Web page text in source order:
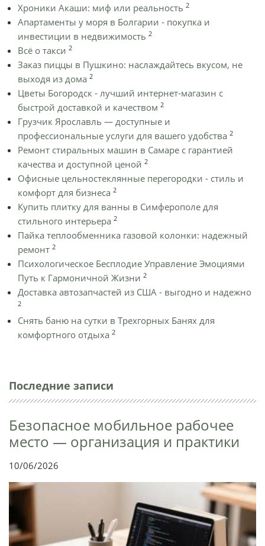
Хроники Акаши: миф или реальность 2
Апартаменты у моря в Болгарии - покупка и
инвестиции в недвижимость 2
Всё о такси 2
Заказ пиццы в Пушкино: наслаждайтесь вкусом, не
выходя из дома 2
Цветы Богородск - лучший интернет-магазин с
быстрой доставкой и качеством 2
Грузчик Ярославль — доступные и
профессиональные услуги для вашего удобства 2
Ремонт стиральных машин в Самаре с гарантией
качества и доступной ценой 2
Офисные цельностеклянные перегородки - стиль и
комфорт для бизнеса 2
Купить плитку для ванны в Симферополе для
стильного интерьера 2
Пайка теплообменника газовой колонки: надежный
ремонт 2
Психологическое Бесплодие Управление Эмоциями
Путь к Гармоничной Жизни 2
Доставка автозапчастей из США - выгодно и надежно
2
Снять баню на сутки в Трехгорных Банях для
комфортного отдыха 2
Последние записи
Безопасное мобильное рабочее
место — организация и практики
10/06/2026